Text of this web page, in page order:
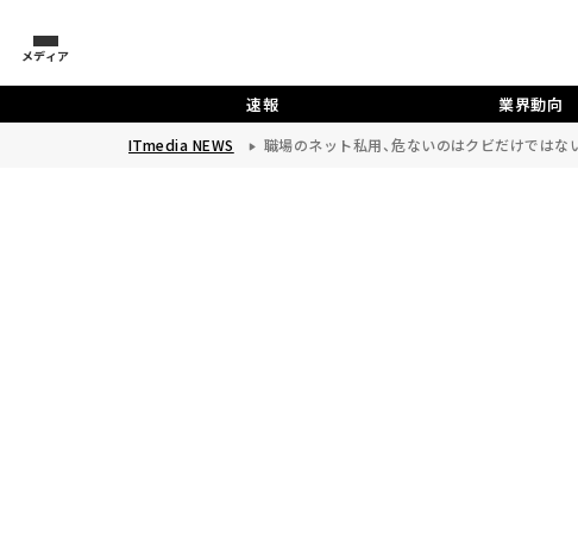
メディア
速報 業界動向
ITmedia NEWS 職場のネット私用、危ないのはクビだけではな